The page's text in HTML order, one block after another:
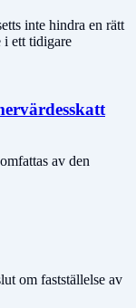
inte hindra en rätt
i ett tidigare
av den
om fastställelse av